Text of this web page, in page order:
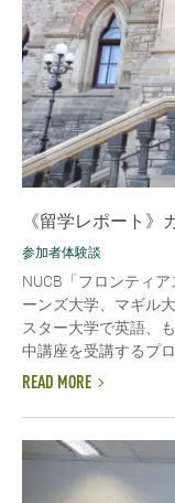
《留学レポート》
参加者体験談
NUCB「フロンティ
ーンズ大学、マギル
スター大学で英語、
中講座を受講するプロ
READ MORE